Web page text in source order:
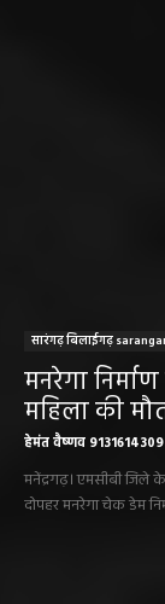
सारंगढ़ बिलाईगढ़
मनरेगा
महिला की
हेमंत वैष्णव 9131614309
मनेंद्रगढ़। एमसीबी जिले
दोपहर मनरेगा चेक डेम